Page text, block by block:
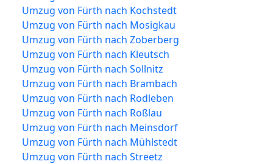
Umzug von Fürth nach Kochstedt
Umzug von Fürth nach Mosigkau
Umzug von Fürth nach Zoberberg
Umzug von Fürth nach Kleutsch
Umzug von Fürth nach Sollnitz
Umzug von Fürth nach Brambach
Umzug von Fürth nach Rodleben
Umzug von Fürth nach Roßlau
Umzug von Fürth nach Meinsdorf
Umzug von Fürth nach Mühlstedt
Umzug von Fürth nach Streetz